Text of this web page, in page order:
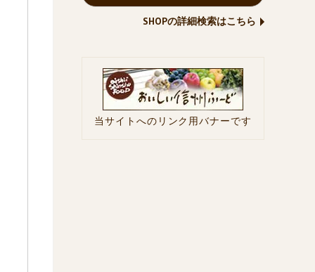
SHOPの詳細検索はこちら
当サイトへのリンク用バナーです